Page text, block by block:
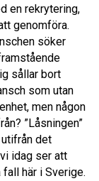
en rekrytering,
genomföra.
söker
sållar bort
som utan
men någon
”Låsningen”
det
idag ser att
här i Sverige.